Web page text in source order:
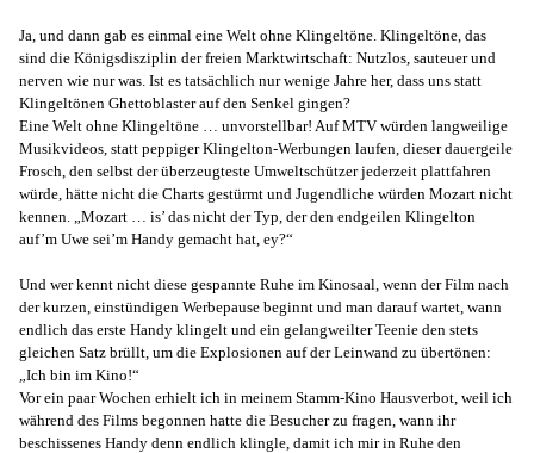
Ja, und dann gab es einmal eine Welt ohne Klingeltöne. Klingeltöne, das
sind die Königsdisziplin der freien Marktwirtschaft: Nutzlos, sauteuer und
nerven wie nur was. Ist es tatsächlich nur wenige Jahre her, dass uns statt
Klingeltönen Ghettoblaster auf den Senkel gingen?
Eine Welt ohne Klingeltöne … unvorstellbar! Auf MTV würden langweilige
Musikvideos, statt peppiger Klingelton-Werbungen laufen, dieser dauergeile
Frosch, den selbst der überzeugteste Umweltschützer jederzeit plattfahren
würde, hätte nicht die Charts gestürmt und Jugendliche würden Mozart nicht
kennen. „Mozart … is’ das nicht der Typ, der den endgeilen Klingelton
auf’m Uwe sei’m Handy gemacht hat, ey?“
Und wer kennt nicht diese gespannte Ruhe im Kinosaal, wenn der Film nach
der kurzen, einstündigen Werbepause beginnt und man darauf wartet, wann
endlich das erste Handy klingelt und ein gelangweilter Teenie den stets
gleichen Satz brüllt, um die Explosionen auf der Leinwand zu übertönen:
„Ich bin im Kino!“
Vor ein paar Wochen erhielt ich in meinem Stamm-Kino Hausverbot, weil ich
während des Films begonnen hatte die Besucher zu fragen, wann ihr
beschissenes Handy denn endlich klingle, damit ich mir in Ruhe den